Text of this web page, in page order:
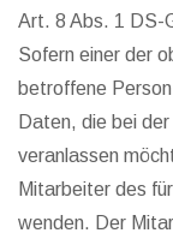
Art. 8 Abs. 1 DS-
Sofern einer der
betroffene
Daten, die bei
veranlassen
Mitarbeiter des
wenden. Der